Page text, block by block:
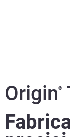
Origin®